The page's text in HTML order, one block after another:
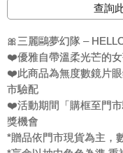
查詢
🎀三麗鷗夢幻隊 –
❤️優雅自帶溫柔光芒的
❤️此商品為無度數鏡片
市驗配
❤️活動期間「購框至門
獎機會
*贈品依門市現貨為主，